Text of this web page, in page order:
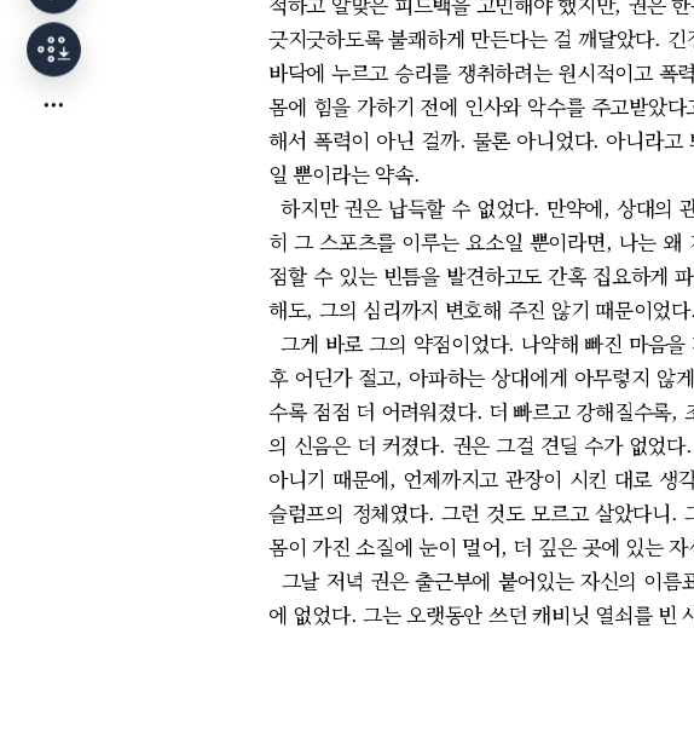
긋지긋하도록 불쾌하게 만든다는 걸 깨달았다.
바닥에 누르고 승리를 쟁취하려는 원시적이고
몸에 힘을 가하기 전에 인사와 악수를 주고받았
해서 폭력이 아닌 걸까. 물론 아니었다. 아니라
일 뿐이라는 약속.
하지만 권은 납득할 수 없었다. 만약에, 상대의
히 그 스포츠를 이루는 요소일 뿐이라면, 나는
점할 수 있는 빈틈을 발견하고도 간혹 집요하게
해도, 그의 심리까지 변호해 주진 않기 때문이었다.
그게 바로 그의 약점이었다. 나약해 빠진 마음
후 어딘가 절고, 아파하는 상대에게 아무렇지 않
수록 점점 더 어려워졌다. 더 빠르고 강해질수록,
의 신음은 더 커졌다. 권은 그걸 견딜 수가 없었
아니기 때문에, 언제까지고 관장이 시킨 대로
슬럼프의 정체였다. 그런 것도 모르고 살았다니.
몸이 가진 소질에 눈이 멀어, 더 깊은 곳에 있는
그날 저녁 권은 출근부에 붙어있는 자신의 이
에 없었다. 그는 오랫동안 쓰던 캐비닛 열쇠를 빈